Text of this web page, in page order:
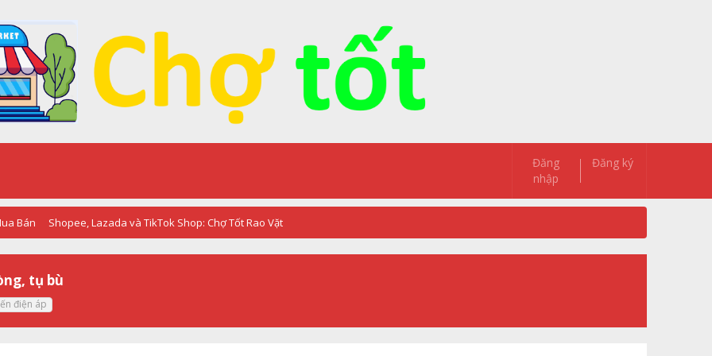
Đăng
nhập
Đăng ký
Bán Shopee, Lazada và TikTok Shop: Chợ Tốt Rao Vặt
tụ bù
điện áp